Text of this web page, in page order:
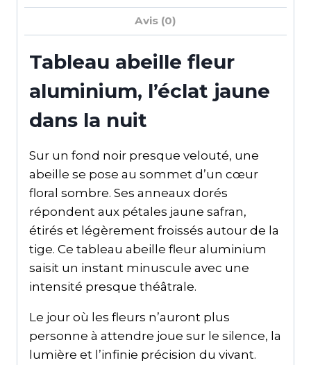
Avis (0)
Tableau abeille fleur
aluminium, l’éclat jaune
dans la nuit
Sur un fond noir presque velouté, une
abeille se pose au sommet d’un cœur
floral sombre. Ses anneaux dorés
répondent aux pétales jaune safran,
étirés et légèrement froissés autour de la
tige. Ce tableau abeille fleur aluminium
saisit un instant minuscule avec une
intensité presque théâtrale.
Le jour où les fleurs n’auront plus
personne à attendre joue sur le silence, la
lumière et l’infinie précision du vivant.